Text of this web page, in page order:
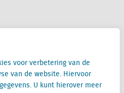
voor verbetering van de
van de website. Hiervoor
U kunt hierover meer